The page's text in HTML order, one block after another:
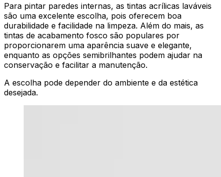
Para pintar paredes internas, as tintas acrílicas laváveis
são uma excelente escolha, pois oferecem boa
durabilidade e facilidade na limpeza. Além do mais, as
tintas de acabamento fosco são populares por
proporcionarem uma aparência suave e elegante,
enquanto as opções semibrilhantes podem ajudar na
conservação e facilitar a manutenção.
A escolha pode depender do ambiente e da estética
desejada.